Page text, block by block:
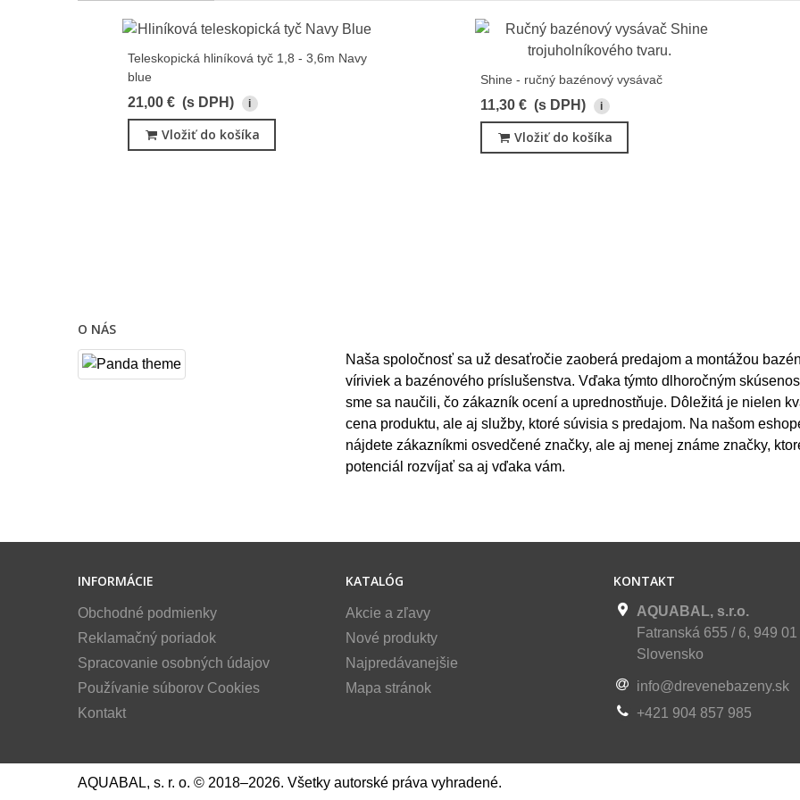
Teleskopická hliníková tyč 1,8 - 3,6m Navy
blue
21,00 € (s DPH) i
Vložiť do košíka
Shine - ručný bazénový vysávač
11,30 € (s DPH) i
Vložiť do košíka
O NÁS
Naša spoločnosť sa už desaťročie zaoberá predajom a montážou
víriviek a bazénového príslušenstva. Vďaka týmto dlhoročným
sme sa naučili, čo zákazník ocení a uprednostňuje. Dôležitá je nielen
cena produktu, ale aj služby, ktoré súvisia s predajom. Na našom
nájdete zákazníkmi osvedčené značky, ale aj menej známe značky,
potenciál rozvíjať sa aj vďaka vám.
INFORMÁCIE
Obchodné podmienky
Reklamačný poriadok
Spracovanie osobných údajov
Používanie súborov Cookies
Kontakt
KATALÓG
Akcie a zľavy
Nové produkty
Najpredávanejšie
Mapa stránok
KONTAKT
AQUABAL, s.r.o.
Fatranská 655 / 6, 949
Slovensko
info@drevenebazeny.sk
+421 904 857 985
AQUABAL, s. r. o. © 2018–2026. Všetky autorské práva vyhradené.